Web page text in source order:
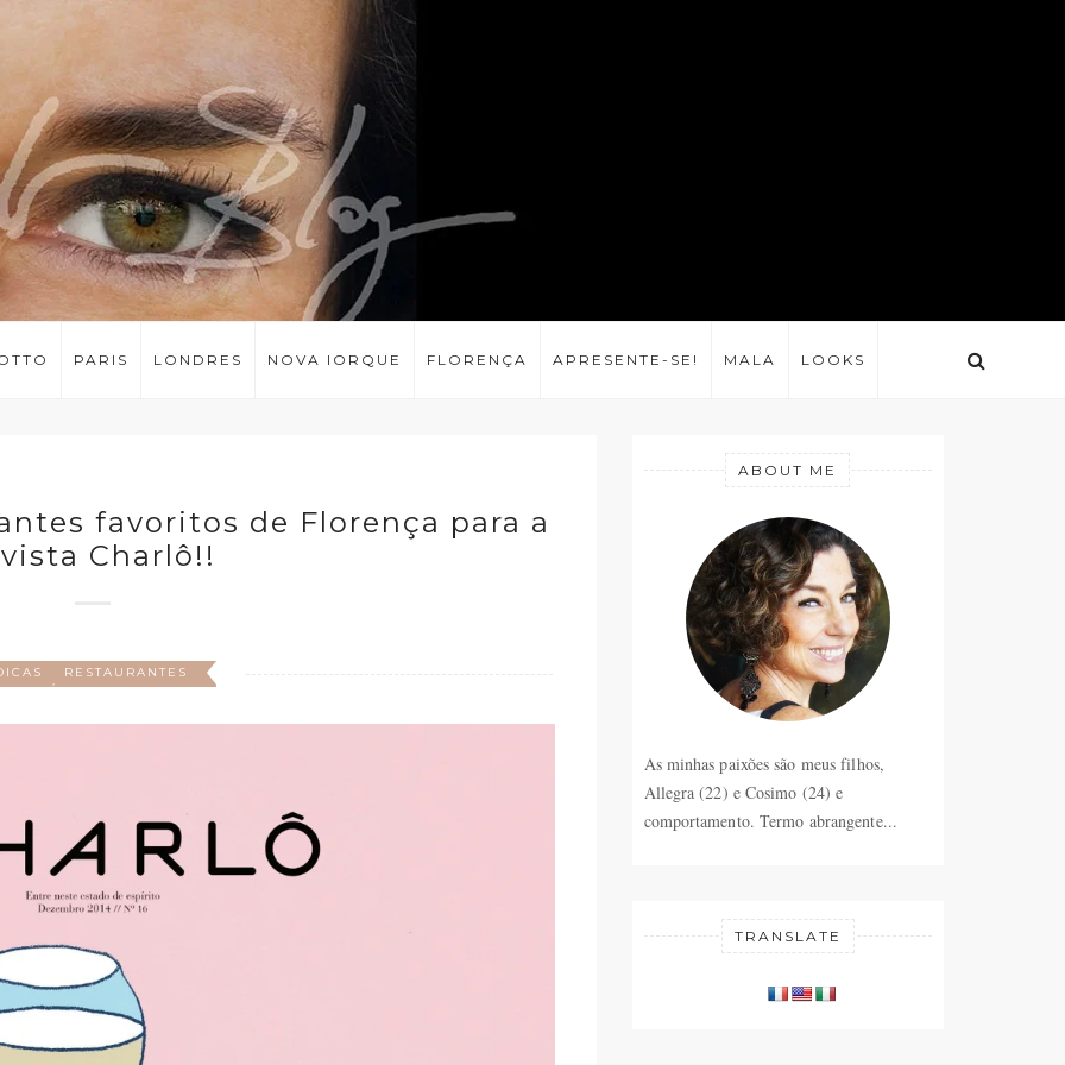
PARIS LONDRES NOVA IORQUE FLORENÇA APRESENTE-SE! MALA LOOKS
favoritos de Florença para a
Charlô!!
,
RESTAURANTES
ABOUT ME
As minhas paixões são meus filhos,
Allegra (22) e Cosimo (24) e
comportamento. Termo abrangente...
TRANSLATE